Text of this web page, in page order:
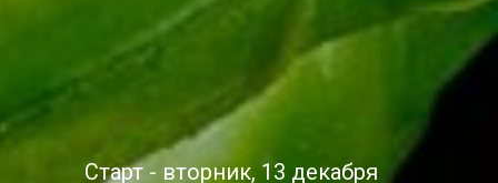
Старт - вторник, 13 декабря